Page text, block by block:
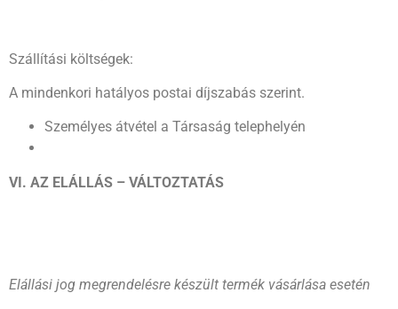
Szállítási költségek:
A mindenkori hatályos postai díjszabás szerint.
Személyes átvétel a Társaság telephelyén
VI. AZ ELÁLLÁS – VÁLTOZTATÁS
Elállási jog megrendelésre készült termék vásárlása esetén